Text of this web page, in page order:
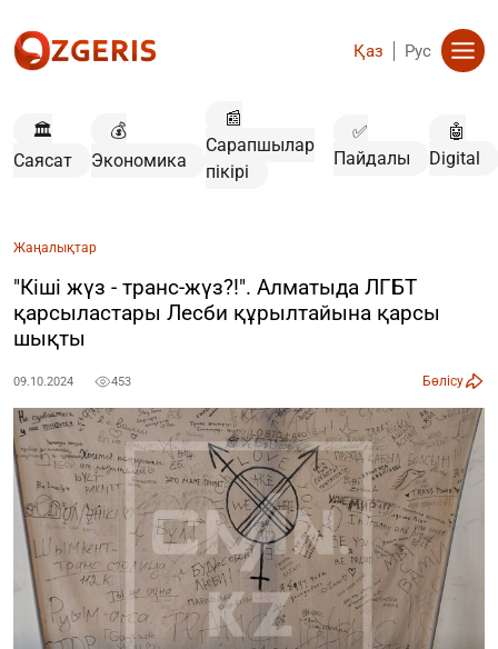
Қаз Рус
🏛️
Саясат
💰
Экономика
📰
Сарапшылар
пікірі
✅
Пайдалы
🤖
Digital
Жаңалықтар
"Кіші жүз - транс-жүз?!". Алматыда ЛГБТ
қарсыластары Лесби құрылтайына қарсы
шықты
09.10.2024 453 Бөлісу